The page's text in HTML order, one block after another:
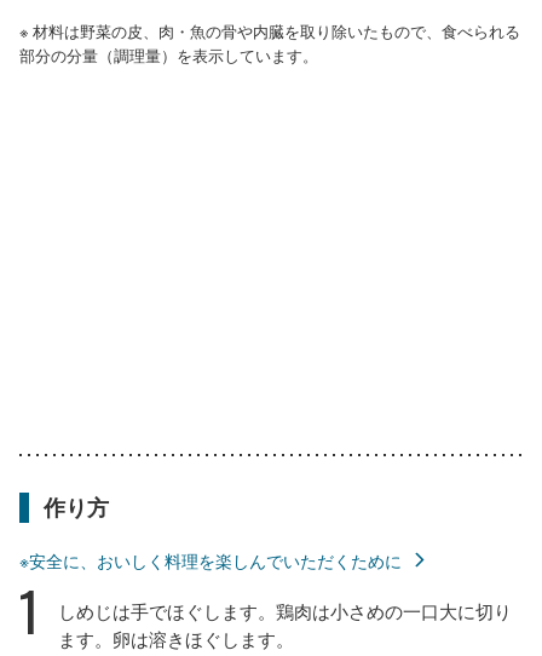
※ 材料は野菜の皮、肉・魚の骨や内臓を取り除いたもので、食べられる
部分の分量（調理量）を表示しています。
作り方
※安全に、おいしく料理を楽しんでいただくために
1
しめじは手でほぐします。鶏肉は小さめの一口大に切り
ます。卵は溶きほぐします。